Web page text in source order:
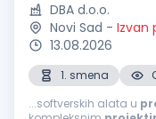
DBA d.o.o.
Novi Sad - Izvan
13.08.2026
1. smena
...softverskih alata u